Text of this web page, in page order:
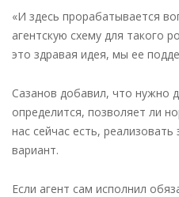
«налога
Google»
—
налоги
«И здесь прорабатывается
агентскую схему для такого
это здравая идея, мы ее
Сазанов добавил, что нужно
определится, позволяет ли
нас сейчас есть, реализовать
вариант.
Если агент сам исполнил